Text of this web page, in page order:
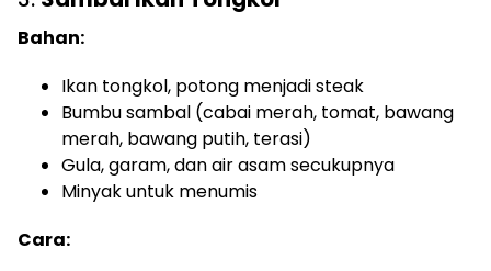
Bahan:
Ikan tongkol, potong menjadi steak
Bumbu sambal (cabai merah, tomat, bawang
merah, bawang putih, terasi)
Gula, garam, dan air asam secukupnya
Minyak untuk menumis
Cara: